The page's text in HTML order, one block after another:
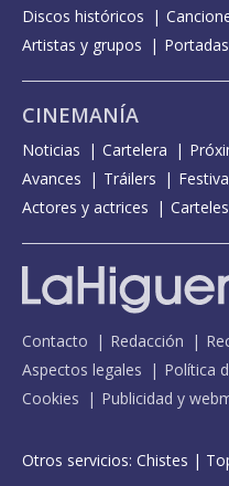
Discos históricos
Artistas y grupos
Portadas
CINEMANÍA
Noticias Cartelera
Avances
Tráilers
Actores y actrices
Carteles
Contacto Redacción
Aspectos legales
Política
Cookies
Publicidad y
Otros servicios: Chistes |